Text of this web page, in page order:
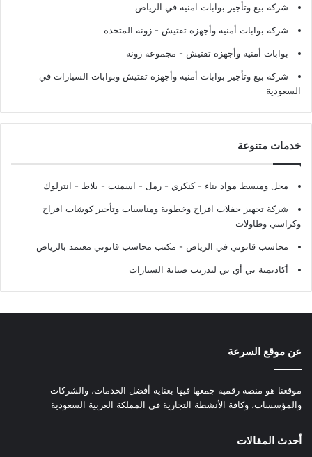
شركة بيع وتأجير بوابات امنية في الرياض
شركة بوابات أمنية وأجهزة تفتيش - زونة المتحدة
بوابات أمنية وأجهزة تفتيش - مجموعة زونة
شركة بيع وتأجير بوابات أمنية وأجهزة تفتيش وبوابات السيارات في
السعودية
خدمات متنوعة
محل ومبسط مواد بناء - كنكري - رمل - اسمنت - بلاط - انترلوك
شركة تجهيز حفلات افراح وخطوبة ومناسبات وتأجير كوشات افراح
وكراسي وطاولات
محاسب قانوني في الرياض - مكتب محاسب قانوني معتمد بالرياض
أكاديمية تي أي تي لتدريب صيانة السيارات
عن موقع السرعة
موقعنا هو منصة رقمية جمعها فيها بعناية أفضل الخدمات، والشركات
والمؤسسات، وكافة الأنشطة التجارية في المملكة العربية السعودية
أحدث المقالات